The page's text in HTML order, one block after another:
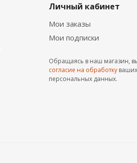
Личный кабинет
Мои заказы
Мои подписки
Обращаясь в наш магазин,
согласие на обработку ваших
персональных данных.